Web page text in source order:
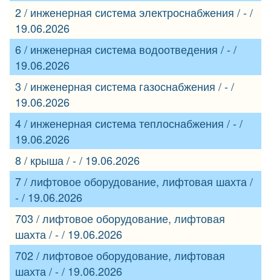
2 / инженерная система электроснабжения / - /
19.06.2026
6 / инженерная система водоотведения / - /
19.06.2026
3 / инженерная система газоснабжения / - /
19.06.2026
4 / инженерная система теплоснабжения / - /
19.06.2026
8 / крыша / - / 19.06.2026
7 / лифтовое оборудование, лифтовая шахта /
- / 19.06.2026
703 / лифтовое оборудование, лифтовая
шахта / - / 19.06.2026
702 / лифтовое оборудование, лифтовая
шахта / - / 19.06.2026